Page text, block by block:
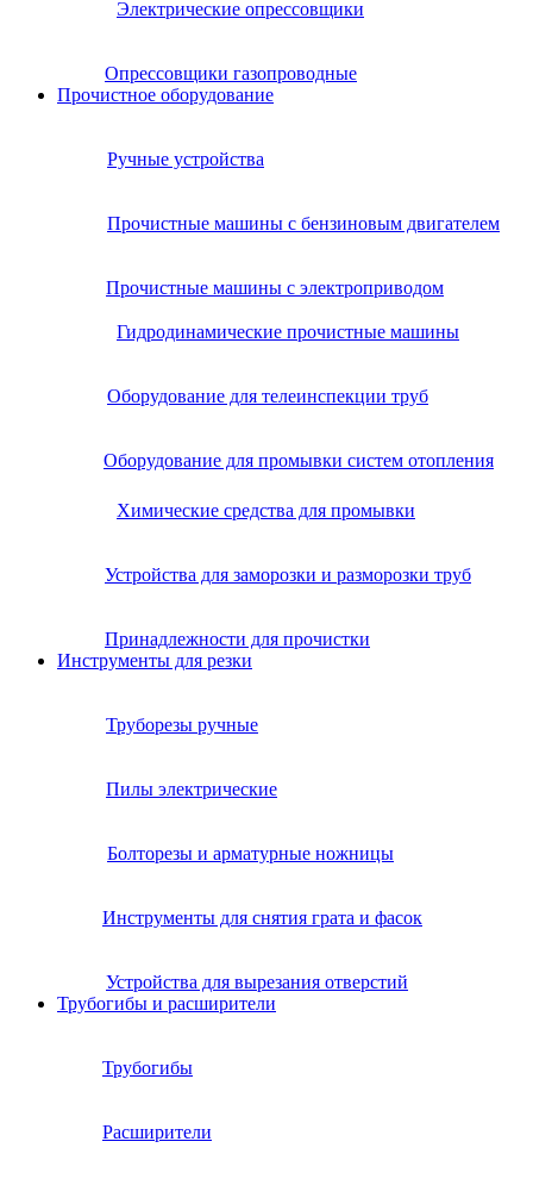
Электрические опрессовщики
Опрессовщики газопроводные
Прочистное оборудование
Ручные устройства
Прочистные машины с бензиновым двигателем
Прочистные машины с электроприводом
Гидродинамические прочистные машины
Оборудование для телеинспекции труб
Оборудование для промывки систем отопления
Химические средства для промывки
Устройства для заморозки и разморозки труб
Принадлежности для прочистки
Инструменты для резки
Труборезы ручные
Пилы электрические
Болторезы и арматурные ножницы
Инструменты для снятия грата и фасок
Устройства для вырезания отверстий
Трубогибы и расширители
Трубогибы
Расширители